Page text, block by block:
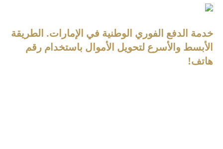
خدمة الدفع الفوري الوطنية في الإمارات. الطريقة
الأبسط والأسرع لتحويل الأموال باستخدام رقم
هاتف!